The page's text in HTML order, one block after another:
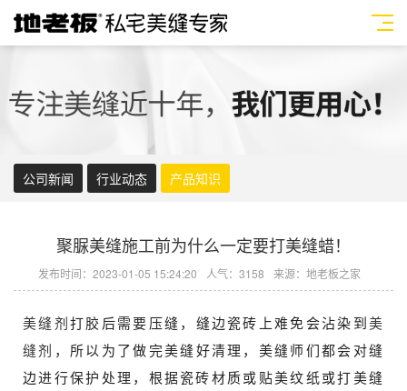
公司新闻 行业动态 产品知识
聚脲美缝施工前为什么一定要打美缝蜡！
发布时间：2023-01-05 15:24:20 人气：3158 来源：地老板之家
美缝剂打胶后需要压缝，缝边瓷砖上难免会沾染到美
缝剂 ，所以为了做完美缝好清理，美缝师们都会对缝
边进行保护处理，根据瓷砖材质或贴美纹纸或打美缝